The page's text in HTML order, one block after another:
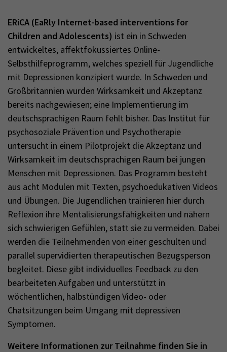
ERiCA (EaRly Internet-based interventions for
Children and Adolescents) ist ein in Schweden
entwickeltes, affektfokussiertes Online-
Selbsthilfeprogramm, welches speziell für Jugendliche
mit Depressionen konzipiert wurde. In Schweden und
Großbritannien wurden Wirksamkeit und Akzeptanz
bereits nachgewiesen; eine Implementierung im
deutschsprachigen Raum fehlt bisher. Das Institut für
psychosoziale Prävention und Psychotherapie
untersucht in einem Pilotprojekt die Akzeptanz und
Wirksamkeit im deutschsprachigen Raum bei jungen
Menschen mit Depressionen. Das Programm besteht
aus acht Modulen mit Texten, psychoedukativen Videos
und Übungen. Die Jugendlichen trainieren hier durch
Reflexion ihre Mentalisierungsfähigkeiten und nähern
sich schwierigen Gefühlen, statt sie zu vermeiden. Dabei
werden die Teilnehmenden von einer geschulten und
parallel supervidierten therapeutischen Bezugsperson
begleitet. Diese gibt individuelles Feedback zu den
bearbeiteten Aufgaben und unterstützt in
wöchentlichen, halbstündigen Video- oder
Chatsitzungen beim Umgang mit depressiven
Symptomen.
Weitere Informationen zur Teilnahme finden Sie in